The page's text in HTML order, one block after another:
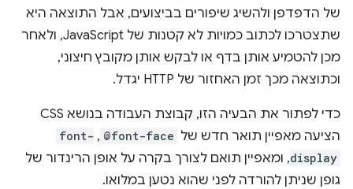
של הדפדפן ולהשיג שיפורים בביצועים, אבל התוצאה היא
שתצטרכו לכתוב כמויות לא קטנות של JavaScript, ולאחר
מכן להטמיע אותן בדף או לבקש אותן מקובץ חיצוני,
וכתוצאה מכך זמן האחזור של HTTP יגדל.
כדי לפתור את הבעיה הזו, קבוצת העבודה בנושא CSS
הציעה מאפיין תואר חדש של @font-face
,‏
font-
display, ומאפיין תואם לצורך בקרה על אופן הרינדור של
גופן שניתן להורדה לפני שהוא נטען במלואו.